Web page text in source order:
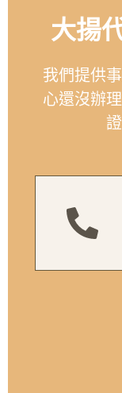
大揚
我們提供
心還沒辦